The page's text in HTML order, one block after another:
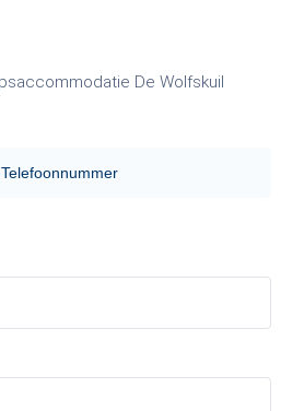
De Wolfskuil
Telefoonnummer